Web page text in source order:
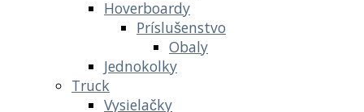
Hoverboardy
Príslušenstvo
Obaly
Jednokolky
Truck
Vysielačky